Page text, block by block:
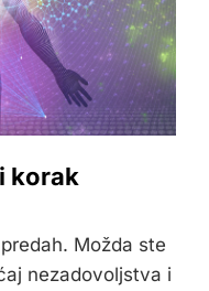
korak
Možda ste
nezadovoljstva i